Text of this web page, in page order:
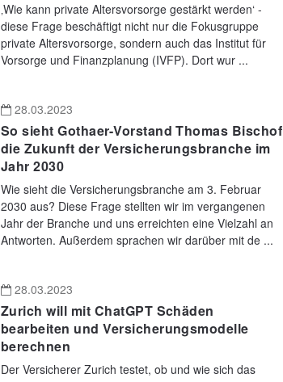
‚Wie kann private Altersvorsorge gestärkt werden‘ -
diese Frage beschäftigt nicht nur die Fokusgruppe
private Altersvorsorge, sondern auch das Institut für
Vorsorge und Finanzplanung (IVFP). Dort wur ...
28.03.2023
So sieht Gothaer-Vorstand Thomas Bischof
die Zukunft der Versicherungsbranche im
Jahr 2030
Wie sieht die Versicherungsbranche am 3. Februar
2030 aus? Diese Frage stellten wir im vergangenen
Jahr der Branche und uns erreichten eine Vielzahl an
Antworten. Außerdem sprachen wir darüber mit de ...
28.03.2023
Zurich will mit ChatGPT Schäden
bearbeiten und Versicherungsmodelle
berechnen
Der Versicherer Zurich testet, ob und wie sich das